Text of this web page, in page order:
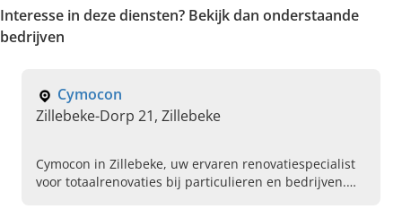
Interesse in deze diensten? Bekijk dan onderstaande
bedrijven
Cymocon
Zillebeke-Dorp 21, Zillebeke
Cymocon in Zillebeke, uw ervaren renovatiespecialist
voor totaalrenovaties bij particulieren en bedrijven.